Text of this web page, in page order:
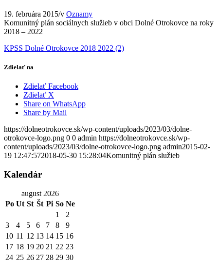
19. februára 2015/v Oznamy
Komunitný plán sociálnych služieb v obci Dolné Otrokovce na roky
2018 – 2022
KPSS Dolné Otrokovce 2018 2022 (2)
Zdielať na
Zdielať Facebook
Zdielať X
Share on WhatsApp
Share by Mail
https://dolneotrokovce.sk/wp-content/uploads/2023/03/dolne-
otrokovce-logo.png 0 0 admin https://dolneotrokovce.sk/wp-
content/uploads/2023/03/dolne-otrokovce-logo.png admin2015-02-
19 12:47:572018-05-30 15:28:04Komunitný plán služieb
Kalendár
august 2026
Po Ut St Št Pi So Ne
1
2
3
4 5 6 7 8
9
10 11 12 13 14 15 16
17 18 19 20 21 22 23
24 25 26 27 28 29 30